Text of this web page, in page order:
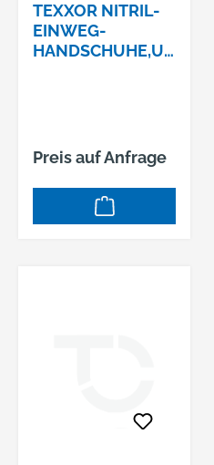
TEXXOR NITRIL-
EINWEG-
HANDSCHUHE,U
Preis auf Anfrage